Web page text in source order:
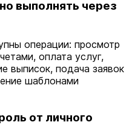
выполнять через
операции: просмотр
оплата услуг,
выписок, подача заявок
шаблонами
от личного